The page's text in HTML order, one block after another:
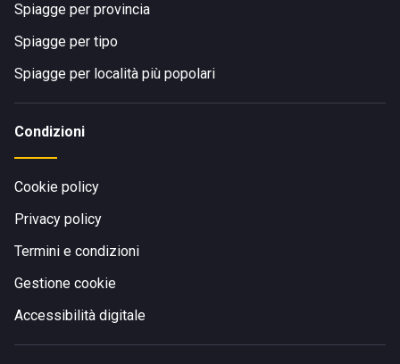
Spiagge per provincia
Spiagge per tipo
Spiagge per località più popolari
Condizioni
Cookie policy
Privacy policy
Termini e condizioni
Gestione cookie
Accessibilità digitale